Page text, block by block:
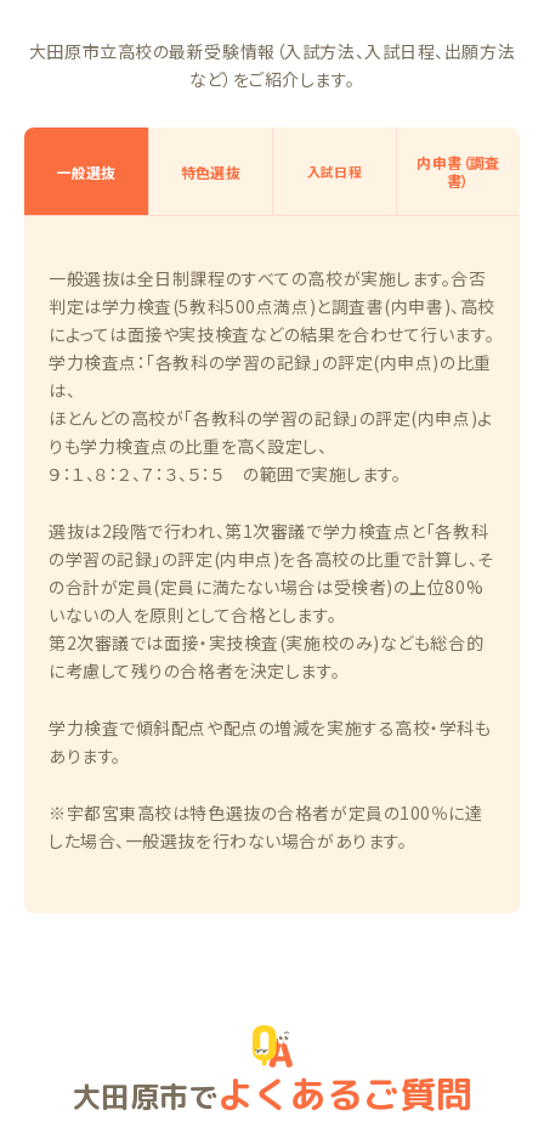
大田原市立高校の最新受験情報（入試方法、入試日程、出願方法
など）をご紹介します。
一般選抜 特色選抜 入試日程
内申書（調査
書）
一般選抜は全日制課程のすべての高校が実施します。合否
判定は学力検査(5教科500点満点)と調査書(内申書)、高校
によっては面接や実技検査などの結果を合わせて行います。
学力検査点：「各教科の学習の記録」の評定(内申点)の比重
は、
ほとんどの高校が「各教科の学習の記録」の評定(内申点)よ
りも学力検査点の比重を高く設定し、
９：１、８：２、７：３、５：５ の範囲で実施します。
選抜は2段階で行われ、第1次審議で学力検査点と「各教科
の学習の記録」の評定(内申点)を各高校の比重で計算し、そ
の合計が定員(定員に満たない場合は受検者)の上位80%
いないの人を原則として合格とします。
第2次審議では面接・実技検査(実施校のみ)なども総合的
に考慮して残りの合格者を決定します。
学力検査で傾斜配点や配点の増減を実施する高校・学科も
あります。
※宇都宮東高校は特色選抜の合格者が定員の100％に達
した場合、一般選抜を行わない場合があります。
大田原市でよくあるご質問